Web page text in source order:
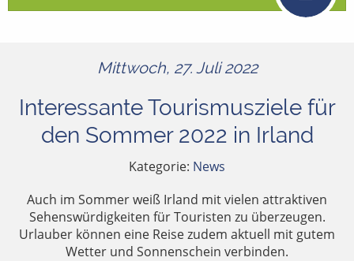
Mittwoch, 27. Juli 2022
Interessante Tourismusziele für
den Sommer 2022 in Irland
Kategorie: News
Auch im Sommer weiß Irland mit vielen attraktiven
Sehenswürdigkeiten für Touristen zu überzeugen.
Urlauber können eine Reise zudem aktuell mit gutem
Wetter und Sonnenschein verbinden.